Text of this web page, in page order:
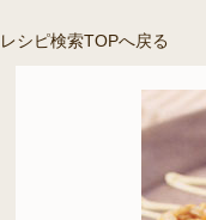
レシピ検索TOPへ戻る